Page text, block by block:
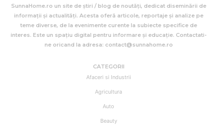
SunnaHome.ro un site de știri / blog de noutăți, dedicat diseminării de
informații și actualități. Acesta oferă articole, reportaje și analize pe
teme diverse, de la evenimente curente la subiecte specifice de
interes. Este un spațiu digital pentru informare și educație. Contactati-
ne oricand la adresa: contact@sunnahome.ro
CATEGORII
Afaceri si Industrii
Agricultura
Auto
Beauty